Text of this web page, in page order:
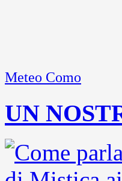
Meteo Como
UN